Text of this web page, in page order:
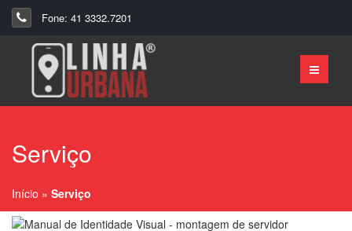
Fone: 41 3332.7201
Serviço
Início » Serviço